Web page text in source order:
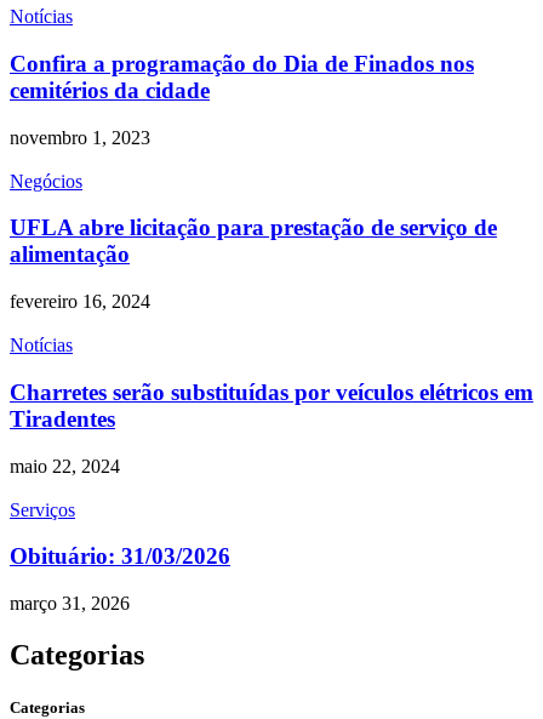
Notícias
Confira a programação do Dia de Finados nos
cemitérios da cidade
novembro 1, 2023
Negócios
UFLA abre licitação para prestação de serviço de
alimentação
fevereiro 16, 2024
Notícias
Charretes serão substituídas por veículos elétricos em
Tiradentes
maio 22, 2024
Serviços
Obituário: 31/03/2026
março 31, 2026
Categorias
Categorias